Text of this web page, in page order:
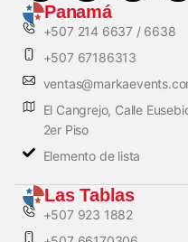
Panamá
+507 214 6637 / 6638
+507 67186313
El Cangrejo, Calle
2er Piso
Elemento de lista
Las Tablas
+507 923 1882